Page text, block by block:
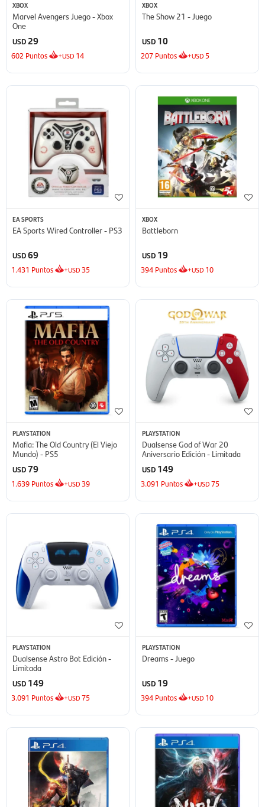
XBOX
Marvel Avengers Juego - Xbox
One
USD29
602 Puntos +USD 14
XBOX
The Show 21 - Juego
USD 10
207 Puntos +USD5
EA SPORTS
EA Sports Wired Controller - PS3
USD69
1.431 Puntos +USD35
XBOX
Battleborn
USD 19
394 Puntos +USD 10
PLAYSTATION
Mafia: The Old Country (El Viejo
Mundo) - PS5
USD79
1.639 Puntos +USD39
PLAYSTATION
Dualsense God of War 20
Aniversario Edición - Limitada
USD 149
3.091 Puntos +USD75
PLAYSTATION
Dualsense Astro Bot Edición -
Limitada
USD 149
3.091 Puntos +USD75
PLAYSTATION
Dreams - Juego
USD 19
394 Puntos +USD 10